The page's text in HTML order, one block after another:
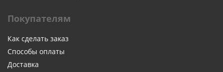
Покупателям
Как сделать заказ
Способы оплаты
Доставка